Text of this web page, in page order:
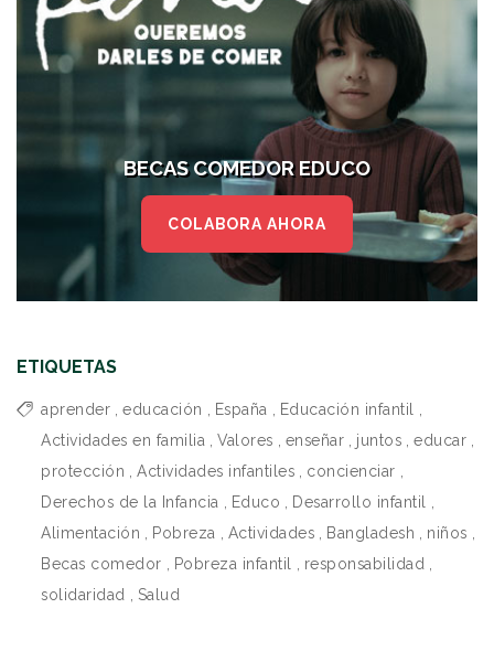
BECAS COMEDOR EDUCO
COLABORA AHORA
ETIQUETAS
aprender , educación , España , Educación infantil ,
Actividades en familia , Valores , enseñar , juntos , educar ,
protección , Actividades infantiles , concienciar ,
Derechos de la Infancia , Educo , Desarrollo infantil ,
Alimentación , Pobreza , Actividades , Bangladesh , niños ,
Becas comedor , Pobreza infantil , responsabilidad ,
solidaridad , Salud